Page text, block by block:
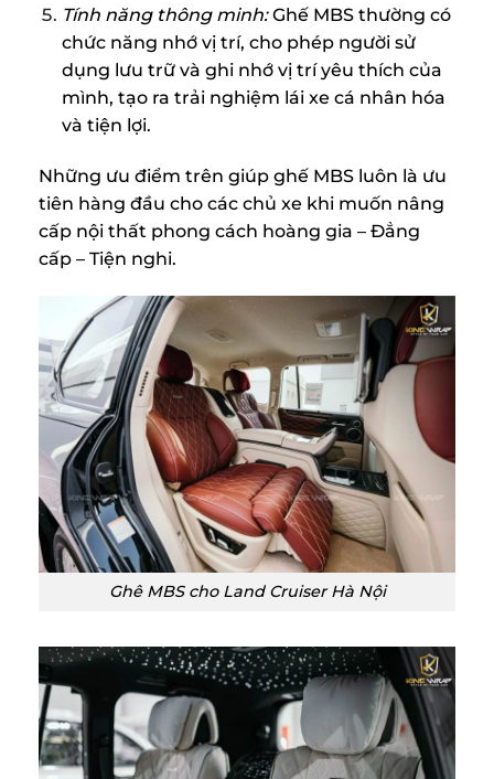
Tính năng thông minh:Ghế MBS thường có
chức năng nhớ vị trí, cho phép người sử
dụng lưu trữ và ghi nhớ vị trí yêu thích của
mình, tạo ra trải nghiệm lái xe cá nhân hóa
và tiện lợi.
Những ưu điểm trên giúp ghế MBS luôn là ưu
tiên hàng đầu cho các chủ xe khi muốn nâng
cấp nội thất phong cách hoàng gia – Đẳng
cấp – Tiện nghi.
Ghê MBS cho Land Cruiser Hà Nội